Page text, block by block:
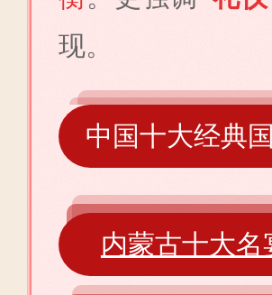
现。
中国十大经典
内蒙古十大名